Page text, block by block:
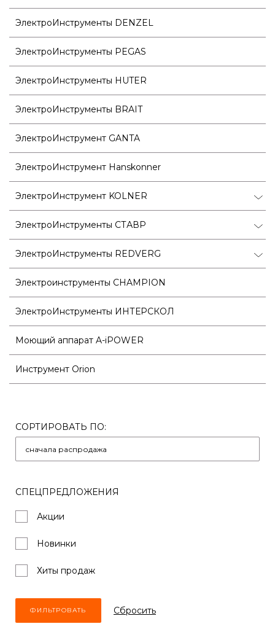
ЭлектроИнструменты DENZEL
ЭлектроИнструменты PEGAS
ЭлектроИнструменты HUTER
ЭлектроИнструменты BRAIT
ЭлектроИнструмент GANTA
ЭлектроИнструмент Hanskonner
ЭлектроИнструмент KOLNER
ЭлектроИнструменты СТАВР
ЭлектроИнструменты REDVERG
Электроинструменты CHAMPION
ЭлектроИнструменты ИНТЕРСКОЛ
Моющий аппарат A-iPOWER
Инструмент Orion
СОРТИРОВАТЬ ПО:
СПЕЦПРЕДЛОЖЕНИЯ
Акции
Новинки
Хиты продаж
Cбросить